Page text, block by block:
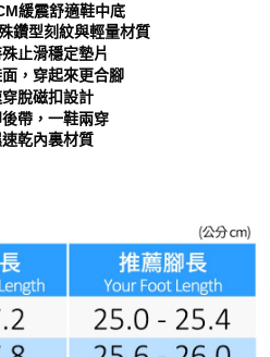
覽以下網址：
代理人或監護人之同意方可使用
申辦者引起之損失，本公司不負相關責
將依據個別帳號之用戶狀況，依本公司即
額度不足之情形，本公司將視審查結果
緩震舒適鞋中底
鑽型刻紋與輕量材質
止滑穩定墊片
，穿起來更合腳
穿脫磁扣設計
帶，一鞋兩穿
速乾內裏材質